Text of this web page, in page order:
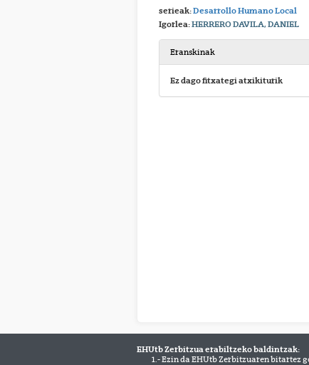
serieak:Desarrollo Humano Local
Igorlea:HERRERO DAVILA, DANIEL
Eranskinak
Ez dago fitxategi atxikiturik
EHUtb Zerbitzua erabiltzeko baldintzak:
1.- Ezin da EHUtb Zerbitzuaren bitartez